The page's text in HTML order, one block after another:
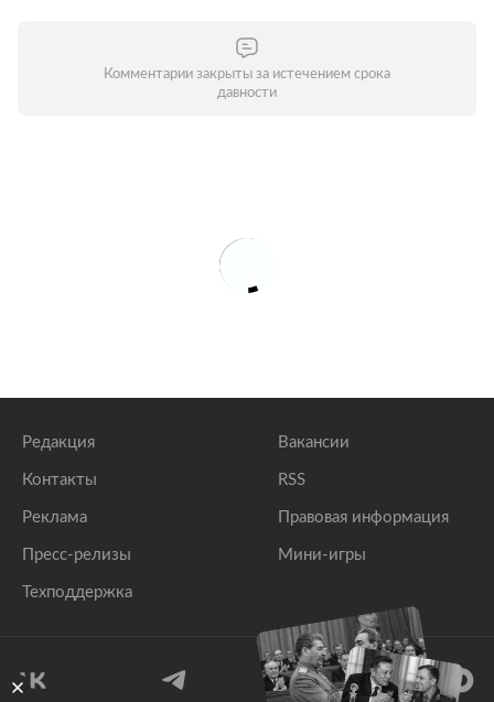
Комментарии закрыты за истечением срока
давности
Редакция
Контакты
Реклама
Пресс-релизы
Техподдержка
Вакансии
RSS
Правовая информация
Мини-игры